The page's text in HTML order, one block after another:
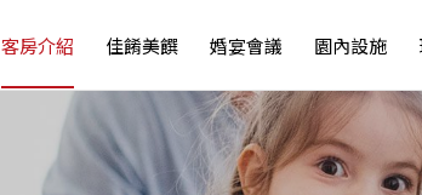
客房介紹 佳餚美饌 婚宴會議 園內設施